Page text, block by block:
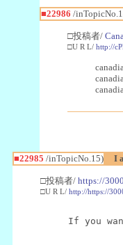
■22986 /
□投稿者/
□U R L/ http://
■22985 /inTopicNo.15) I
□投稿者/ https://
□U R L/ http://https://
If you